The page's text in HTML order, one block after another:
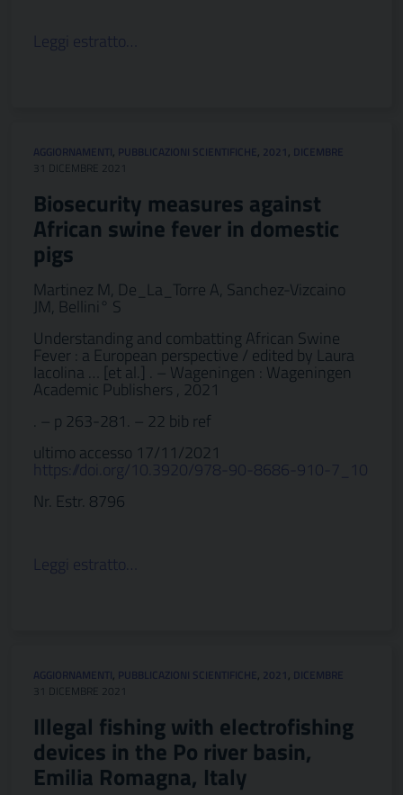
Leggi estratto…
AGGIORNAMENTI, PUBBLICAZIONI SCIENTIFICHE, 2021 , DICEMBRE
31 DICEMBRE 2021
Biosecurity measures against
African swine fever in domestic
pigs
Martinez M, De_La_Torre A, Sanchez-Vizcaino
JM, Bellini° S
Understanding and combatting African Swine
Fever : a European perspective / edited by Laura
Iacolina … [et al.] . – Wageningen : Wageningen
Academic Publishers , 2021
. – p 263-281. – 22 bib ref
ultimo accesso 17/11/2021
https://doi.org/10.3920/978-90-8686-910-7_10
Nr. Estr. 8796
Leggi estratto…
AGGIORNAMENTI, PUBBLICAZIONI SCIENTIFICHE, 2021 , DICEMBRE
31 DICEMBRE 2021
Illegal fishing with electrofishing
devices in the Po river basin,
Emilia Romagna, Italy